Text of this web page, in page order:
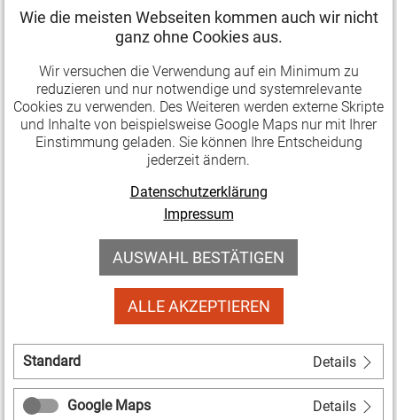
Zeitnahe Mittelverwendung erleichtert
45.000 Euro Einnahmen im Geschäftsjahr erzielten,
diese Mittel zeitnah verwenden (§ 55 Abs. 1 Nr. 5 AO).
Zeitnah heißt: Die Mittel müssen bis Ende des
übernächsten Geschäftsjahres dem
Betrag wird nun auf 100.000 Euro Einnahmen pro
Jahr angehoben, sodass nur noch wenige
gemeinnützige Körperschaften davon betroffen sein
werden und Rücklagen zukünftig leichter gebildet
Freigrenze für wirtschaftliche Geschäftsbetriebe
steigt
Die Freigrenze für wirtschaftliche Geschäftsbetriebe
Wie die meisten Webseiten kommen auch wir nicht
ganz ohne Cookies aus.
Wir versuchen die Verwendung auf ein Minimum zu
reduzieren und nur notwendige und systemrelevante
Cookies zu verwenden. Des Weiteren werden externe Skripte
und Inhalte von beispielsweise Google Maps nur mit Ihrer
Einstimmung geladen. Sie können Ihre Entscheidung
jederzeit ändern.
Datenschutzerklärung
Impressum
AUSWAHL BESTÄTIGEN
ALLE AKZEPTIEREN
Standard Details
Google Maps Details